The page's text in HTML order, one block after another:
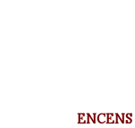
ENCENS